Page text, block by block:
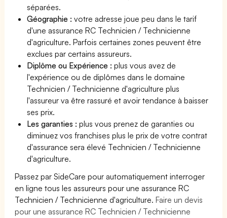
séparées.
Géographie :votre adresse joue peu dans le tarif
d'une assurance RC Technicien / Technicienne
d'agriculture. Parfois certaines zones peuvent être
exclues par certains assureurs.
Diplôme ou Expérience :plus vous avez de
l'expérience ou de diplômes dans le domaine
Technicien / Technicienne d'agriculture plus
l'assureur va être rassuré et avoir tendance à baisser
ses prix.
Les garanties :plus vous prenez de garanties ou
diminuez vos franchises plus le prix de votre contrat
d'assurance sera élevé Technicien / Technicienne
d'agriculture.
Passez par SideCare pour automatiquement interroger
en ligne tous les assureurs pour une assurance RC
Technicien / Technicienne d'agriculture.Faire un devis
pour une assurance RC Technicien / Technicienne